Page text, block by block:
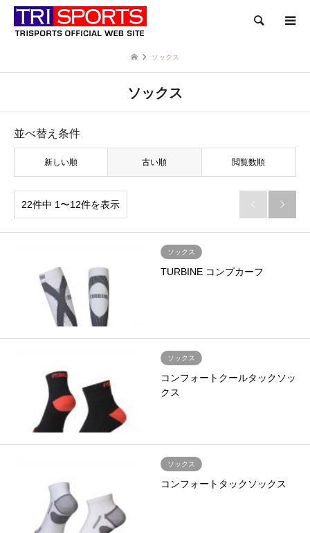
検索
ソックス
ソックス
並べ替え条件
新しい順 古い順 閲覧数順
22件中 1〜12件を表示  
ソックス
TURBINE コンプカーフ
ソックス
コンフォートクールタックソッ
クス
ソックス
コンフォートタックソックス